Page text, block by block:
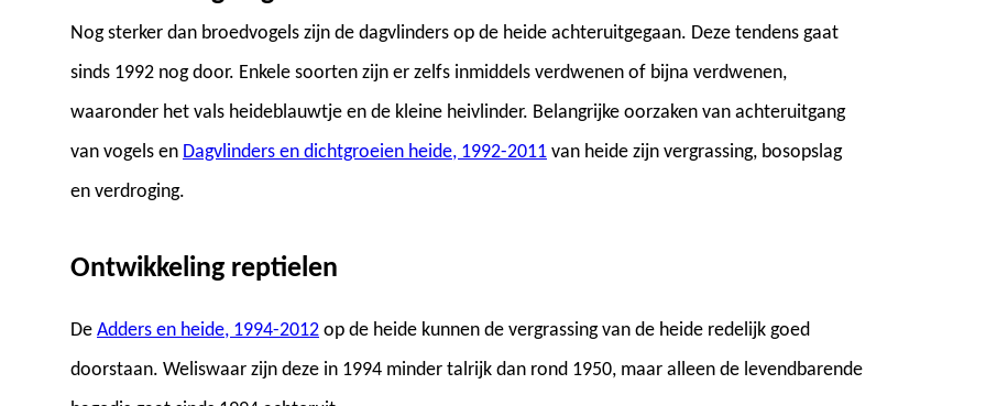
Nog sterker dan broedvogels zijn de dagvlinders op de heide achteruitgegaan. Deze tendens gaat
sinds 1992 nog door. Enkele soorten zijn er zelfs inmiddels verdwenen of bijna verdwenen,
waaronder het vals heideblauwtje en de kleine heivlinder. Belangrijke oorzaken van achteruitgang
van vogels en Dagvlinders en dichtgroeien heide, 1992-2011 van heide zijn vergrassing, bosopslag
en verdroging.
Ontwikkeling reptielen
De Adders en heide, 1994-2012 op de heide kunnen de vergrassing van de heide redelijk goed
doorstaan. Weliswaar zijn deze in 1994 minder talrijk dan rond 1950, maar alleen de levendbarende